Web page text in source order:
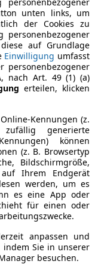
- 2011/08)▼
PS)
unten links, um
der Cookies zu
auf Grundlage
Einwilligung umfasst
personenbezogener
nach Art. 49 (1) (a)
erteilen, klicken
Kennungen (z.
generierte
können
(z. B. Browsertyp
Bildschirmgröße,
Ihrem Endgerät
werden, um es
es eine App oder
für einen oder
anpassen und
Sie in unserer
besuchen.